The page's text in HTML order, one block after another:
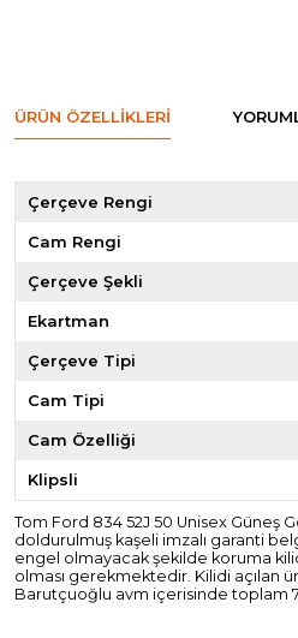
ÜRÜN ÖZELLIKLERI
Çerçeve Rengi
Cam Rengi
Çerçeve Şekli
Ekartman
Çerçeve Tipi
Cam Tipi
Cam Özelliği
Klipsli
Tom Ford 834 52J 50 Unisex Güneş
doldurulmuş kaşeli imzalı garanti
engel olmayacak şekilde koruma
olması gerekmektedir. Kilidi açılan
Barutçuoğlu avm içerisinde toplam